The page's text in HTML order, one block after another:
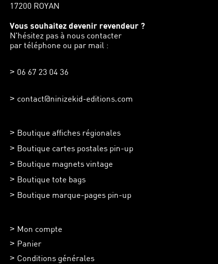
17200 ROYAN
Vous souhaitez devenir revendeur ?
N'hésitez pas à nous contacter
par téléphone ou par mail :
06 67 23 04 36
contact@ninizekid-editions.com
Boutique affiches régionales
Boutique cartes postales pin-up
Boutique magnets vintage
Boutique tote bags
Boutique marque-pages pin-up
Mon compte
Panier
Conditions générales